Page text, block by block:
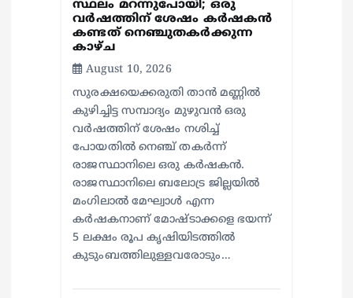
സ്ഥലം മറന്നുപോയി; ഒരു
വര്‍ഷത്തിന് ശേഷം കര്‍ഷകന്‍
കണ്ടത് നെഞ്ചുതകര്‍ക്കുന്ന
കാഴ്ച
August 10, 2026
സുരക്ഷയെക്കരുതി താന്‍ മണ്ണില്‍
കുഴിച്ചിട്ട സമ്പാദ്യം മുഴുവന്‍ ഒരു
വര്‍ഷത്തിന് ശേഷം നശിച്ച്
പോയതില്‍ നെഞ്ച് തകര്‍ന്ന്
രാജസ്ഥാനിലെ ഒരു കര്‍ഷകന്‍.
രാജസ്ഥാനിലെ ബലോട്ര ജില്ലയില്‍
മംഗിലാല്‍ മേഘ്വാള്‍ എന്ന
കര്‍ഷകനാണ് മോഷ്ടാക്കളെ ഭയന്ന്
5 ലക്ഷം രൂപ കൃഷിയിടത്തില്‍
കുടുംബത്തിലുള്ളവരോടും…